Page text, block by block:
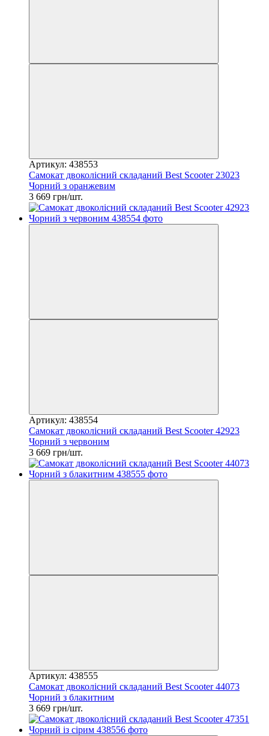
Артикул: 438553
Самокат двоколісний складаний Best Scooter 23023
Чорний з оранжевим
3 669 грн/шт.
Артикул: 438554
Самокат двоколісний складаний Best Scooter 42923
Чорний з червоним
3 669 грн/шт.
Артикул: 438555
Самокат двоколісний складаний Best Scooter 44073
Чорний з блакитним
3 669 грн/шт.